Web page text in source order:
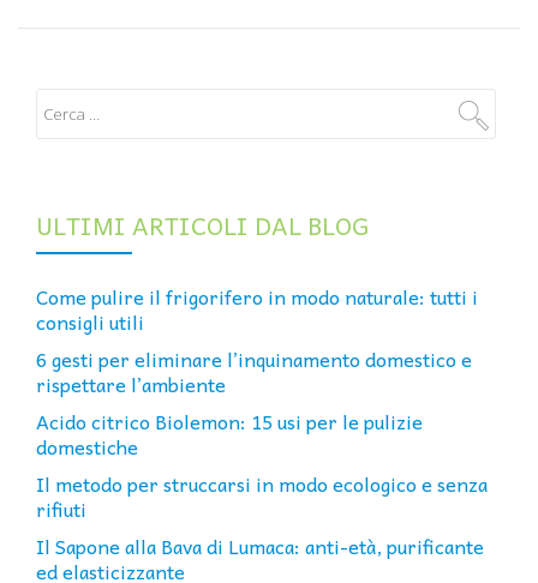
ULTIMI ARTICOLI DAL BLOG
Come pulire il frigorifero in modo naturale: tutti i
consigli utili
6 gesti per eliminare l’inquinamento domestico e
rispettare l’ambiente
Acido citrico Biolemon: 15 usi per le pulizie
domestiche
Il metodo per struccarsi in modo ecologico e senza
rifiuti
Il Sapone alla Bava di Lumaca: anti-età, purificante
ed elasticizzante